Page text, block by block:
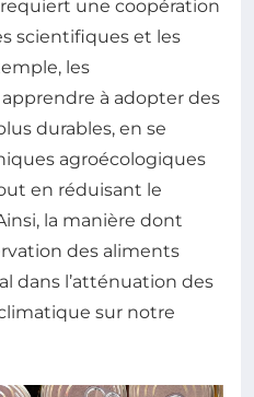
une coopération
scientifiques et les
les
à adopter des
durables, en se
agroécologiques
en réduisant le
la manière dont
des aliments
dans l’atténuation des
sur notre